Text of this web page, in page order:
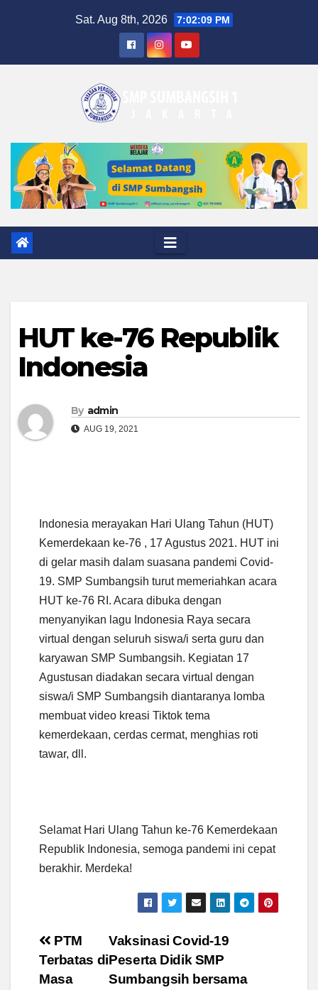
Sat. Aug 8th, 2026 7:02:10 PM
HUT ke-76 Republik
Indonesia
By admin
AUG 19, 2021
Indonesia merayakan Hari Ulang Tahun (HUT)
Kemerdekaan ke-76 , 17 Agustus 2021. HUT ini
di gelar masih dalam suasana pandemi Covid-
19. SMP Sumbangsih turut memeriahkan acara
HUT ke-76 RI. Acara dibuka dengan
menyanyikan lagu Indonesia Raya secara
virtual dengan seluruh siswa/i serta guru dan
karyawan SMP Sumbangsih. Kegiatan 17
Agustusan diadakan secara virtual dengan
siswa/i SMP Sumbangsih diantaranya lomba
membuat video kreasi Tiktok tema
kemerdekaan, cerdas cermat, menghias roti
tawar, dll.
Selamat Hari Ulang Tahun ke-76 Kemerdekaan
Republik Indonesia, semoga pandemi ini cepat
berakhir. Merdeka!
Post
navigation
Vaksinasi Covid-19
Peserta Didik SMP
Sumbangsih bersama
PTM
Terbatas di
Masa